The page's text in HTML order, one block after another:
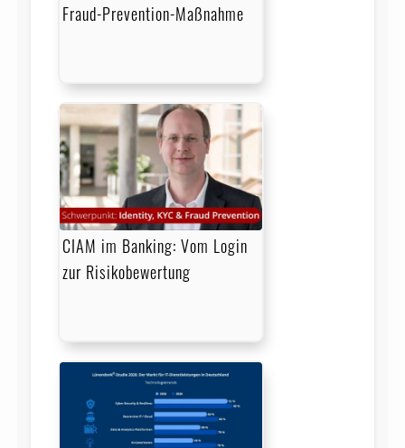
Fraud-Prevention-Maßnahme
CIAM im Banking: Vom Login
zur Risikobewertung